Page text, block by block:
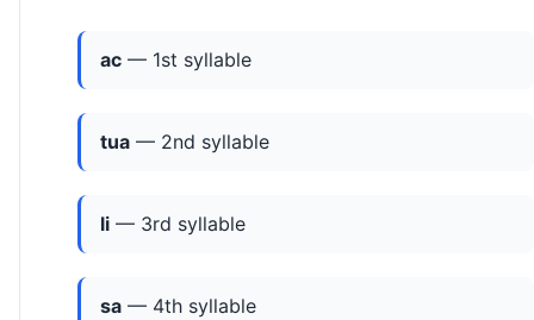
ac — 1st syllable
tua — 2nd syllable
li — 3rd syllable
sa — 4th syllable